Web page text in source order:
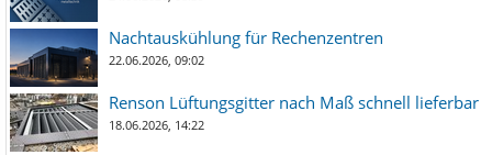
Nachtauskühlung für Rechenzentren
22.06.2026, 09:02
Renson Lüftungsgitter nach Maß schnell lieferbar
18.06.2026, 14:22